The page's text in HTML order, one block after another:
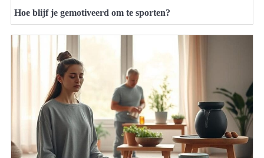
Hoe blijf je gemotiveerd om te sporten?